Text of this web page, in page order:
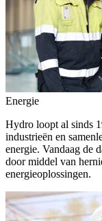
Energie
Hydro loopt al sinds
industrieën en
energie. Vandaag de
door middel van
energieoplossingen.